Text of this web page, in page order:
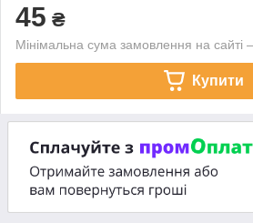
45 ₴
Мінімальна сума замовлення на сайті
Купити